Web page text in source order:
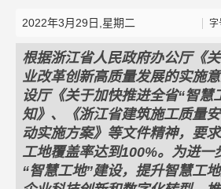
2022年3月29日,星期二 字
根据浙江省人民政府办公厅《
业改革创新高质量发展的实施
设厅《关于加快推进全省“智慧
知》、《浙江省建筑施工质量
动实施方案》等文件精神，要
工地覆盖率达到100%。为进一
“智慧工地”建设，提升智慧工